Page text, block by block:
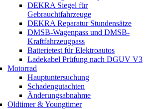
DEKRA Siegel für
Gebrauchtfahrzeuge
DEKRA Reparatur Stundensätze
DMSB-Wagenpass und DMSB-
Kraftfahrzeugpass
Batterietest für Elektroautos
Ladekabel Prüfung nach DGUV V3
Motorrad
Hauptuntersuchung
Schadengutachten
Änderungsabnahme
Oldtimer & Youngtimer